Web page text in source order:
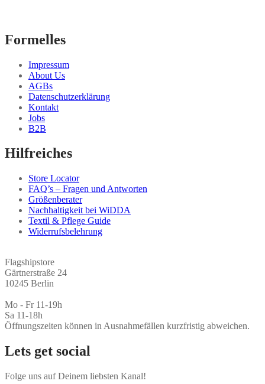
Formelles
Impressum
About Us
AGBs
Datenschutzerklärung
Kontakt
Jobs
B2B
Hilfreiches
Store Locator
FAQ’s – Fragen und Antworten
Größenberater
Nachhaltigkeit bei WiDDA
Textil & Pflege Guide
Widerrufsbelehrung
Flagshipstore
Gärtnerstraße 24
10245 Berlin
Mo - Fr 11-19h
Sa 11-18h
Öffnungszeiten können in Ausnahmefällen kurzfristig abweichen.
Lets get social
Folge uns auf Deinem liebsten Kanal!